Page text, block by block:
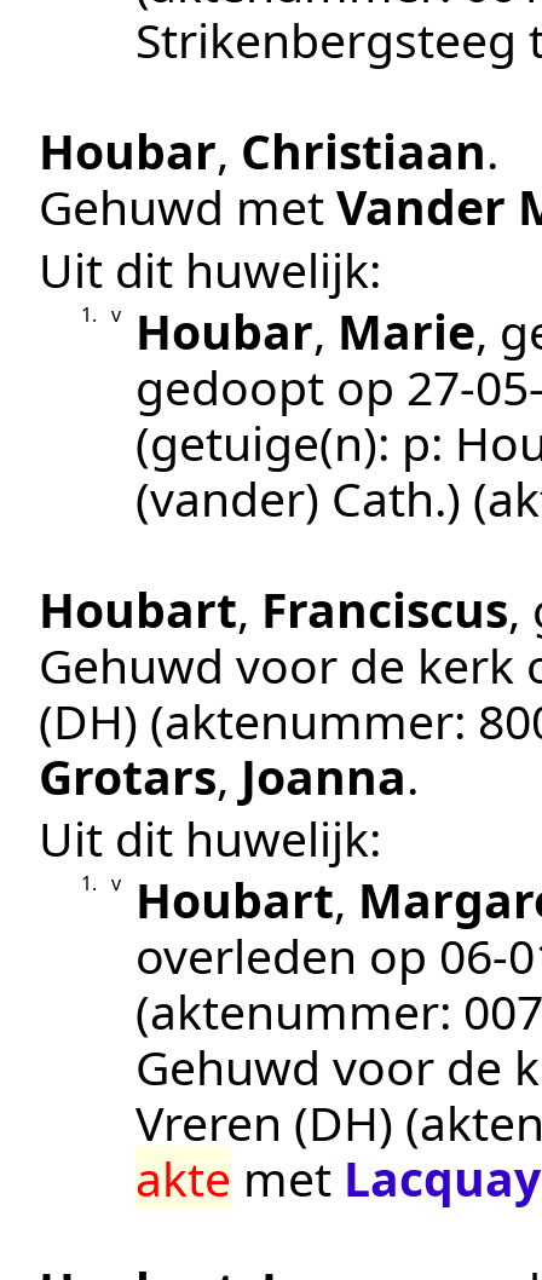
Strikenbergsteeg
Houbar, Christiaan.
Gehuwd metVander
Uit dit huwelijk:
1. v Houbar, Marie,
gedoopt op
(getuige(n): p:
(vander) Cath.)
Houbart, Franciscus,
Gehuwd voor de kerk
(DH) (aktenummer:
Grotars, Joanna.
Uit dit huwelijk:
1. v Houbart,
overleden op
(aktenummer: 007
Gehuwd voor de
Vreren (DH)
akte met Lacquay